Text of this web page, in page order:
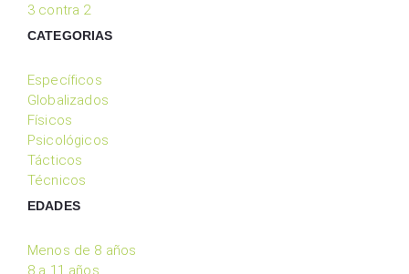
3 contra 2
CATEGORIAS
Específicos
Globalizados
Físicos
Psicológicos
Tácticos
Técnicos
EDADES
Menos de 8 años
8 a 11 años